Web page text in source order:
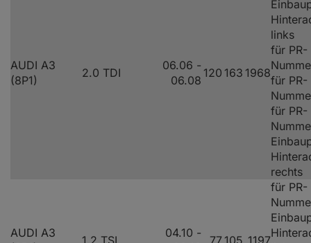
AUDI A3
(8P1)
2.0 TDI
06.06 -
06.08
120 163 1968
links
für PR-
für PR-
für PR-
rechts
AUDI A3
04.10 -
für PR-